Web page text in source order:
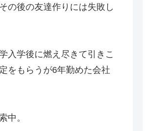
の後の友達作りには失敗し
入学後に燃え尽きて引きこ
をもらうが6年勤めた会社
中。